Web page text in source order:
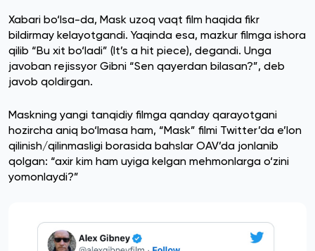
Xabari bo‘lsa-da, Mask uzoq vaqt film haqida fikr
bildirmay kelayotgandi. Yaqinda esa, mazkur filmga ishora
qilib “Bu xit bo‘ladi” (It’s a hit piece), degandi. Unga
javoban rejissyor Gibni “Sen qayerdan bilasan?”, deb
javob qoldirgan.
Maskning yangi tanqidiy filmga qanday qarayotgani
hozircha aniq bo‘lmasa ham, “Mask” filmi Twitter’da e’lon
qilinish/qilinmasligi borasida bahslar OAV’da jonlanib
qolgan: “axir kim ham uyiga kelgan mehmonlarga o‘zini
yomonlaydi?”